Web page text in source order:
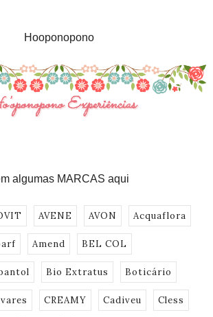
Hooponopono
algumas MARCAS aqui
AVENE AVON Acquaflora
Amend BEL COL
Bio Extratus Boticário
CREAMY Cadiveu Cless